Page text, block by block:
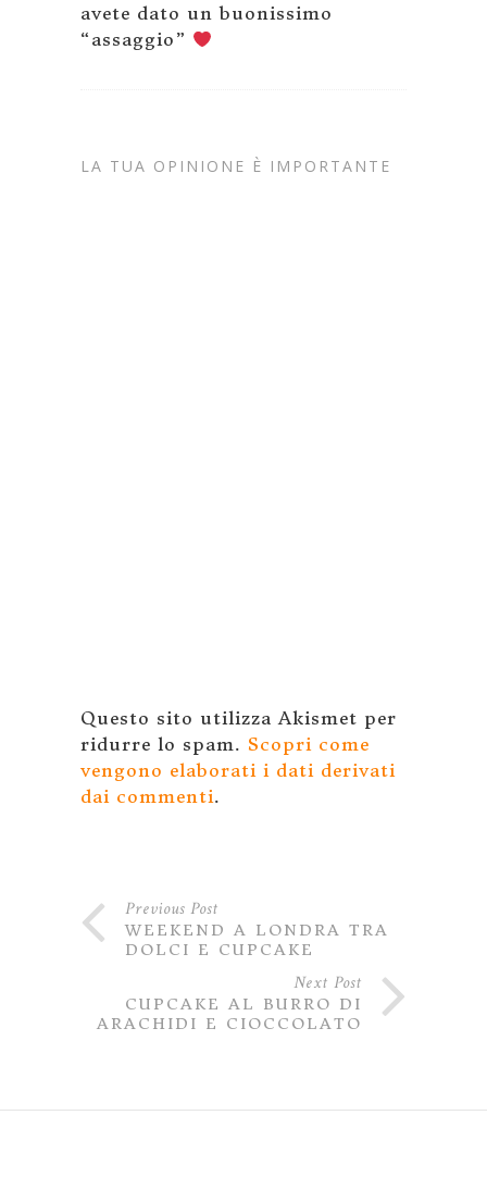
avete dato un buonissimo
“assaggio”
LA TUA OPINIONE È IMPORTANTE
Questo sito utilizza Akismet per
ridurre lo spam. Scopri come
vengono elaborati i dati derivati
dai commenti.
Previous Post
WEEKEND A LONDRA TRA
DOLCI E CUPCAKE
Next Post
CUPCAKE AL BURRO DI
ARACHIDI E CIOCCOLATO